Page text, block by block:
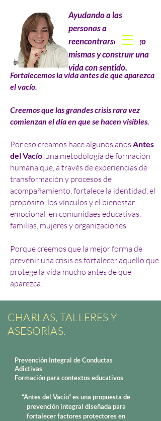
Ayudando a las
personas a
reencontrarse consigo
mismas y construir una
vida con sentido.
Fortalecemos la vida antes de que aparezca
el vacío.
Creemos que las grandes crisis rara vez
comienzan el día en que se hacen visibles.
Por eso creamos hace algunos años Antes
del Vacío, una metodología de formación
humana que, a través de experiencias de
transformación y procesos de
acompañamiento, fortalece la identidad, el
propósito, los vínculos y el bienestar
emocional en comunidaes educativas,
familias, mujeres y organizaciones.
Porque creemos que la mejor forma de
prevenir una crisis es fortalecer aquello que
protege la vida mucho antes de que
aparezca.
CHARLAS, TALLERES Y
ASESORÍAS.
Prevención Integral de Conductas
Adictivas
Formación para contextos educativos
“Antes del Vacío” es una propuesta de
prevención integral diseñada para
fortalecer factores protectores en